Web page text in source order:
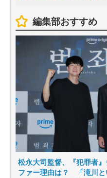
編集部おすすめ
松永大司監督、『犯罪者
ファー理由は？ 「滝川と